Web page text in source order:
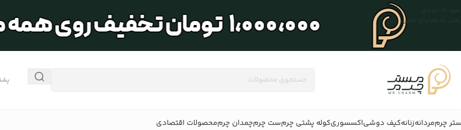
عبور به ناوبری
رفتن به محتوای اصلی
چرممردانهزنانهکیف دوشیاکسسوریکوله پشتی چرمست چرمچمدان چرممحصولات اقتصادی